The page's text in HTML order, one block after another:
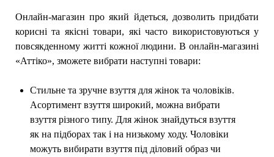
Онлайн-магазин про який йдеться, дозволить придбати
корисні та якісні товари, які часто використовуються у
повсякденному житті кожної людини. В онлайн-магазині
«Аттіко», зможете вибрати наступні товари:
Стильне та зручне взуття для жінок та чоловіків.
Асортимент взуття широкий, можна вибрати
взуття різного типу. Для жінок знайдуться взуття
як на підборах так і на низькому ходу. Чоловіки
можуть вибирати взуття під діловий образ чи